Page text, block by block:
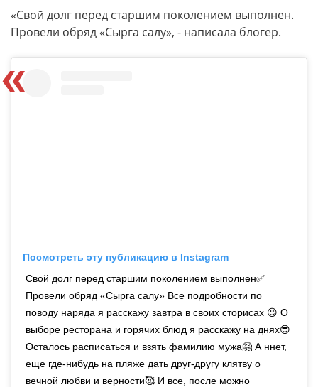
«Свой долг перед старшим поколением выполнен.
Провели обряд «Сырга салу», - написала блогер.
Посмотреть эту публикацию в Instagram
Свой долг перед старшим поколением выполнен✅
Провели обряд «Сырга салу» Все подробности по
поводу наряда я расскажу завтра в своих сторисах 😉 О
выборе ресторана и горячих блюд я расскажу на днях😎
Осталось расписаться и взять фамилию мужа🤗 А ннет,
еще где-нибудь на пляже дать друг-другу клятву о
вечной любви и верности🥰 И все, после можно